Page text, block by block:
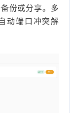
份或分享。多
动端口冲突解